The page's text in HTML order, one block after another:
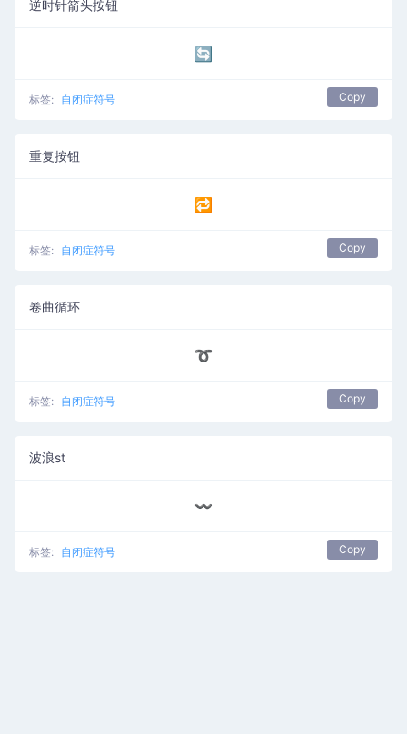
逆时针箭头按钮
🔄
标签: 自闭症符号 Copy
重复按钮
🔁
标签: 自闭症符号 Copy
卷曲循环
➰
标签: 自闭症符号 Copy
波浪st
〰️
标签: 自闭症符号 Copy